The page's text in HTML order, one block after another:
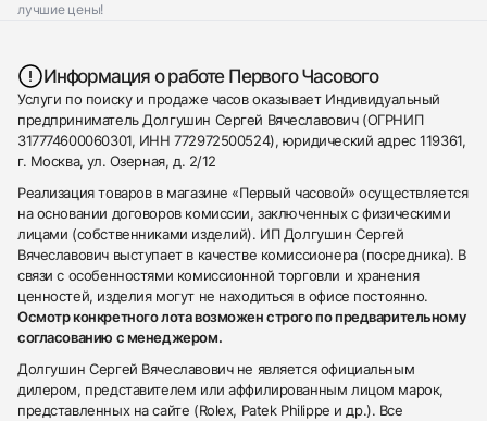
лучшие цены!
Информация о работе Первого Часового
Услуги по поиску и продаже часов оказывает Индивидуальный
предприниматель Долгушин Сергей Вячеславович (ОГРНИП
317774600060301, ИНН 772972500524), юридический адрес 119361,
г. Москва, ул. Озерная, д. 2/12
Реализация товаров в магазине «Первый часовой» осуществляется
на основании договоров комиссии, заключенных с физическими
лицами (собственниками изделий). ИП Долгушин Сергей
Вячеславович выступает в качестве комиссионера (посредника). В
связи с особенностями комиссионной торговли и хранения
ценностей, изделия могут не находиться в офисе постоянно.
Осмотр конкретного лота возможен строго по предварительному
согласованию с менеджером.
Долгушин Сергей Вячеславович не является официальным
дилером, представителем или аффилированным лицом марок,
представленных на сайте (Rolex, Patek Philippe и др.). Все